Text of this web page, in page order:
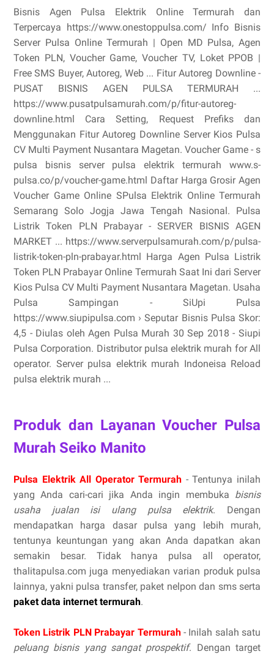
Bisnis Agen Pulsa Elektrik Online Termurah dan
Terpercaya https://www.onestoppulsa.com/ Info Bisnis
Server Pulsa Online Termurah | Open MD Pulsa, Agen
Token PLN, Voucher Game, Voucher TV, Loket PPOB |
Free SMS Buyer, Autoreg, Web ... Fitur Autoreg Downline -
PUSAT BISNIS AGEN PULSA TERMURAH ...
https://www.pusatpulsamurah.com/p/fitur-autoreg-
downline.html Cara Setting, Request Prefiks dan
Menggunakan Fitur Autoreg Downline Server Kios Pulsa
CV Multi Payment Nusantara Magetan. Voucher Game - s
pulsa bisnis server pulsa elektrik termurah www.s-
pulsa.co/p/voucher-game.html Daftar Harga Grosir Agen
Voucher Game Online SPulsa Elektrik Online Termurah
Semarang Solo Jogja Jawa Tengah Nasional. Pulsa
Listrik Token PLN Prabayar - SERVER BISNIS AGEN
MARKET ... https://www.serverpulsamurah.com/p/pulsa-
listrik-token-pln-prabayar.html Harga Agen Pulsa Listrik
Token PLN Prabayar Online Termurah Saat Ini dari Server
Kios Pulsa CV Multi Payment Nusantara Magetan. Usaha
Pulsa Sampingan - SiUpi Pulsa
https://www.siupipulsa.com › Seputar Bisnis Pulsa Skor:
4,5 - ‎Diulas oleh Agen Pulsa Murah 30 Sep 2018 - Siupi
Pulsa Corporation. Distributor pulsa elektrik murah for All
operator. Server pulsa elektrik murah Indoneisa Reload
pulsa elektrik murah ...
Produk dan Layanan Voucher Pulsa
Murah Seiko Manito
Pulsa Elektrik All Operator Termurah - Tentunya inilah
yang Anda cari-cari jika Anda ingin membuka bisnis
usaha jualan isi ulang pulsa elektrik. Dengan
mendapatkan harga dasar pulsa yang lebih murah,
tentunya keuntungan yang akan Anda dapatkan akan
semakin besar. Tidak hanya pulsa all operator,
thalitapulsa.com juga menyediakan varian produk pulsa
lainnya, yakni pulsa transfer, paket nelpon dan sms serta
paket data internet termurah.
Token Listrik PLN Prabayar Termurah- Inilah salah satu
peluang bisnis yang sangat prospektif. Dengan target